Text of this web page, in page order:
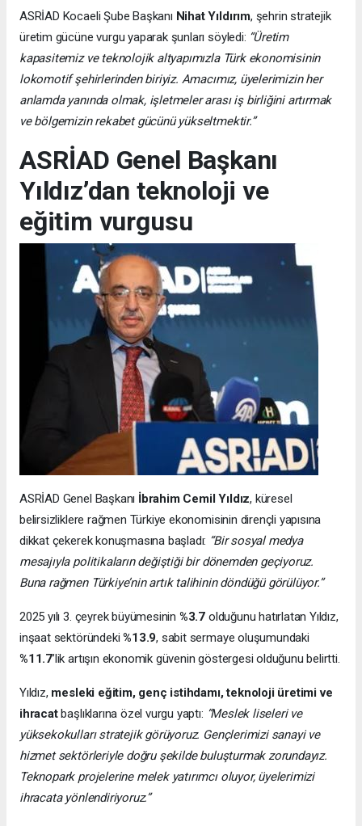
ASRİAD Kocaeli Şube Başkanı Nihat Yıldırım, şehrin stratejik
üretim gücüne vurgu yaparak şunları söyledi: “Üretim
kapasitemiz ve teknolojik altyapımızla Türk ekonomisinin
lokomotif şehirlerinden biriyiz. Amacımız, üyelerimizin her
anlamda yanında olmak, işletmeler arası iş birliğini artırmak
ve bölgemizin rekabet gücünü yükseltmektir.”
ASRİAD Genel Başkanı
Yıldız’dan teknoloji ve
eğitim vurgusu
ASRİAD Genel Başkanı İbrahim Cemil Yıldız, küresel
belirsizliklere rağmen Türkiye ekonomisinin dirençli yapısına
dikkat çekerek konuşmasına başladı: “Bir sosyal medya
mesajıyla politikaların değiştiği bir dönemden geçiyoruz.
Buna rağmen Türkiye’nin artık talihinin döndüğü görülüyor.”
2025 yılı 3. çeyrek büyümesinin %3.7 olduğunu hatırlatan Yıldız,
inşaat sektöründeki%13.9, sabit sermaye oluşumundaki
%11.7’lik artışın ekonomik güvenin göstergesi olduğunu belirtti.
Yıldız, mesleki eğitim, genç istihdamı, teknoloji üretimi ve
ihracatbaşlıklarına özel vurgu yaptı: “Meslek liseleri ve
yüksekokulları stratejik görüyoruz. Gençlerimizi sanayi ve
hizmet sektörleriyle doğru şekilde buluşturmak zorundayız.
Teknopark projelerine melek yatırımcı oluyor, üyelerimizi
ihracata yönlendiriyoruz.”